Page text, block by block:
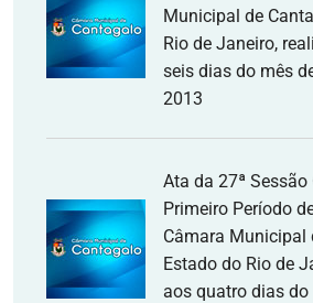
Municipal de
Rio de Janeiro,
seis dias do mês
2013
Ata da 27ª
Primeiro Período
Câmara Municipal
Estado do Rio de
aos quatro dias